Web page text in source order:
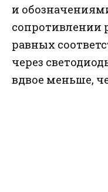
и
сопротивлении
равных
через
вдвое меньше,